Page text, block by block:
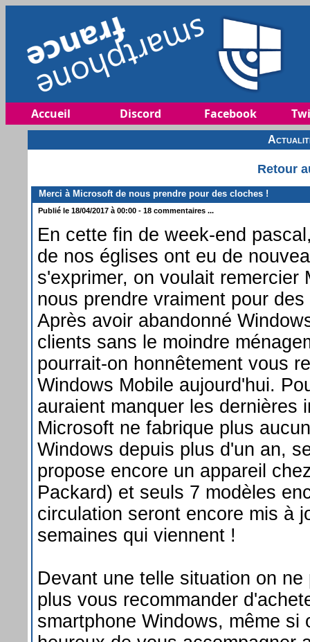
Accueil Discord Facebook
Retour
Merci à Microsoft de nous prendre pour des cloches !
Publié le 18/04/2017 à 00:00 - 18 commentaires ...
En cette fin de week-end
de nos églises ont eu de
s'exprimer, on voulait remercier
nous prendre vraiment pour
Après avoir abandonné
clients sans le moindre
pourrait-on honnêtement vous
Windows Mobile aujourd'hui.
auraient manquer les dernières
Microsoft ne fabrique plus
Windows depuis plus d'un an,
propose encore un appareil
Packard) et seuls 7 modèles
circulation seront encore mis à
semaines qui viennent !
Devant une telle situation on ne
plus vous recommander
smartphone Windows, même si